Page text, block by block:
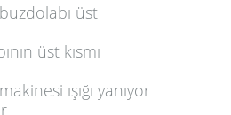
üst
üst kısmı
ışığı yanıyor